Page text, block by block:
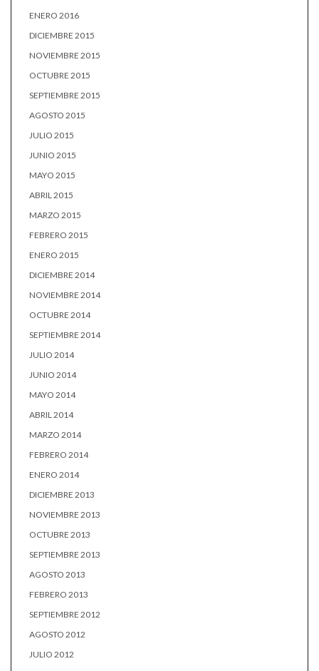
ENERO 2016
DICIEMBRE 2015
NOVIEMBRE 2015
OCTUBRE 2015
SEPTIEMBRE 2015
AGOSTO 2015
JULIO 2015
JUNIO 2015
MAYO 2015
ABRIL 2015
MARZO 2015
FEBRERO 2015
ENERO 2015
DICIEMBRE 2014
NOVIEMBRE 2014
OCTUBRE 2014
SEPTIEMBRE 2014
JULIO 2014
JUNIO 2014
MAYO 2014
ABRIL 2014
MARZO 2014
FEBRERO 2014
ENERO 2014
DICIEMBRE 2013
NOVIEMBRE 2013
OCTUBRE 2013
SEPTIEMBRE 2013
AGOSTO 2013
FEBRERO 2013
SEPTIEMBRE 2012
AGOSTO 2012
JULIO 2012